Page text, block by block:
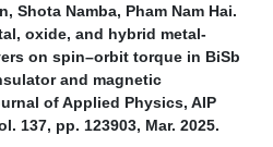
Shota Namba, Pham Nam Hai.
oxide, and hybrid metal-
on spin–orbit torque in BiSb
and magnetic
of Applied Physics, AIP
137, pp. 123903, Mar. 2025.